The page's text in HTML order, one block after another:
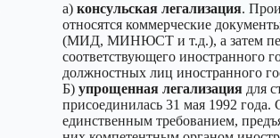
а) консульская легализация.
относятся коммерческие
(МИД, МИНЮСТ и т.д.), а затем
соответствующего иностранного
должностных лиц иностранного
Б) упрощенная легализация для
присоединилась 31 мая 1992
единственным требованием,